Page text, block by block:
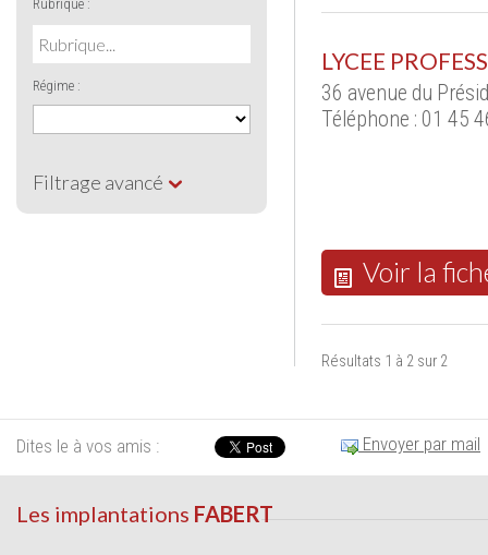
Rubrique :
Régime :
Filtrage avancé
LYCEE
36 avenue du
Téléphone : 01 45
Voir la
Résultats 1 à 2 sur 2
Dites le à vos amis : Envoyer par mail
Les implantations FABERT